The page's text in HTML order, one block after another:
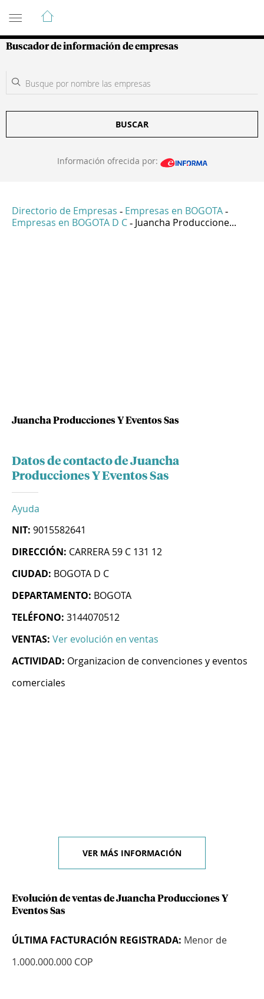
Guía de Empresas Colombianas
Buscador de información de empresas
BUSCAR
Información ofrecida por:
Directorio de Empresas - Empresas en BOGOTA -
Empresas en BOGOTA D C - Juancha Produccione...
Juancha Producciones Y Eventos Sas
Datos de contacto de Juancha
Producciones Y Eventos Sas
Ayuda
NIT: 9015582641
DIRECCIÓN: CARRERA 59 C 131 12
CIUDAD: BOGOTA D C
DEPARTAMENTO: BOGOTA
TELÉFONO: 3144070512
VENTAS: Ver evolución en ventas
ACTIVIDAD: Organizacion de convenciones y eventos
comerciales
VER MÁS INFORMACIÓN
Evolución de ventas de Juancha Producciones Y
Eventos Sas
ÚLTIMA FACTURACIÓN REGISTRADA: Menor de
1.000.000.000 COP